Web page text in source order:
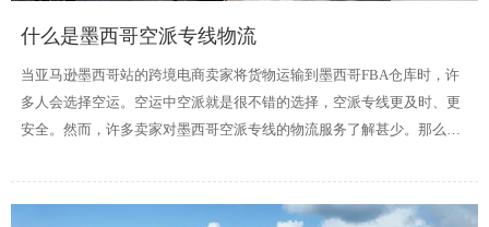
什么是墨西哥空派专线物流
当亚马逊墨西哥站的跨境电商卖家将货物运输到墨西哥FBA仓库时，许
多人会选择空运。空运中空派就是很不错的选择，空派专线更及时、更
安全。然而，许多卖家对墨西哥空派专线的物流服务了解甚少。那么接